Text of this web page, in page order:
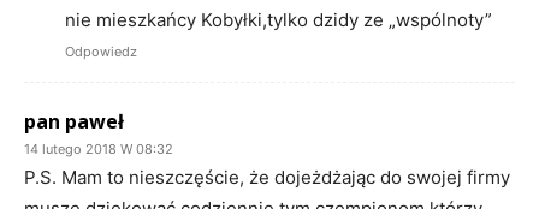
nie mieszkańcy Kobyłki,tylko dzidy ze „wspólnoty”
Odpowiedz
pan paweł
14 lutego 2018 W 08:32
P.S. Mam to nieszczęście, że dojeżdżając do swojej firmy